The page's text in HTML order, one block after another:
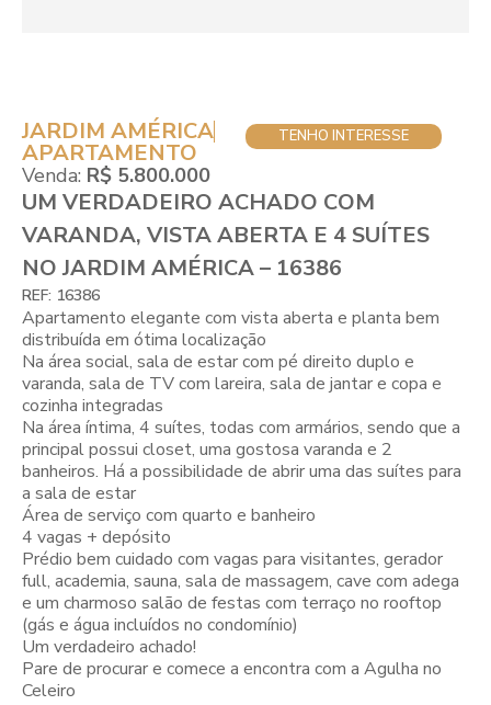
JARDIM AMÉRICA
APARTAMENTO
Venda: R$ 5.800.000
TENHO INTERESSE
UM VERDADEIRO ACHADO COM
VARANDA, VISTA ABERTA E 4 SUÍTES
NO JARDIM AMÉRICA – 16386
REF: 16386
Apartamento elegante com vista aberta e planta bem
distribuída em ótima localização
Na área social, sala de estar com pé direito duplo e
varanda, sala de TV com lareira, sala de jantar e copa e
cozinha integradas
Na área íntima, 4 suítes, todas com armários, sendo que a
principal possui closet, uma gostosa varanda e 2
banheiros. Há a possibilidade de abrir uma das suítes para
a sala de estar
Área de serviço com quarto e banheiro
4 vagas + depósito
Prédio bem cuidado com vagas para visitantes, gerador
full, academia, sauna, sala de massagem, cave com adega
e um charmoso salão de festas com terraço no rooftop
(gás e água incluídos no condomínio)
Um verdadeiro achado!
Pare de procurar e comece a encontra com a Agulha no
Celeiro